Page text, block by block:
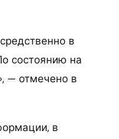
в
состоянию на
— отмечено в
в